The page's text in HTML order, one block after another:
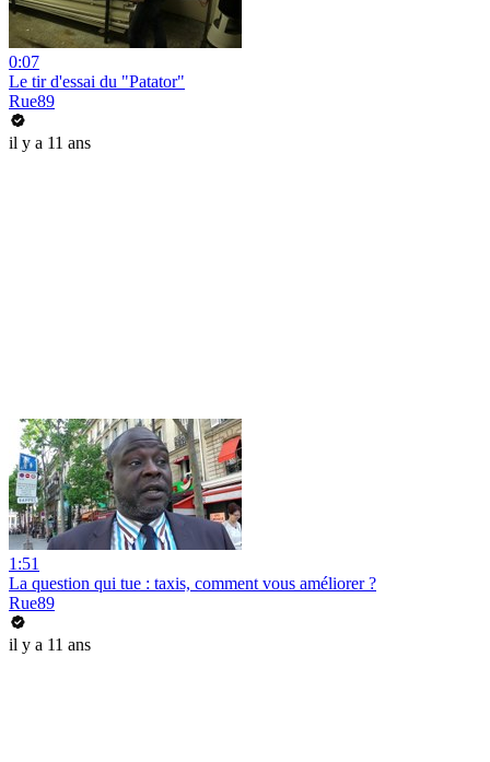
0:07
Le tir d'essai du "Patator"
Rue89
il y a 11 ans
1:51
La question qui tue : taxis, comment vous améliorer ?
Rue89
il y a 11 ans